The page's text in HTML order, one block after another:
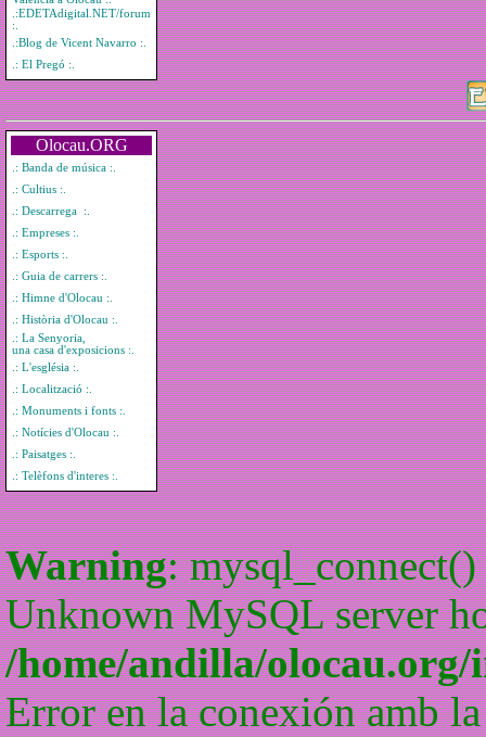
.:EDETAdigital.NET/forum
:.
.:Blog de Vicent Navarro :.
.: El Pregó :.
Olocau.ORG
.: Banda de música :.
.: Cultius :.
.: Descarrega :.
.: Empreses :.
.: Esports :.
.: Guia de carrers :.
.: Himne d'Olocau :.
.: Història d'Olocau :.
.: La Senyoria,
una casa d'exposicions :.
.: L'església :.
.: Localització :.
.: Monuments i fonts :.
.: Notícies d'Olocau :.
.: Paisatges :.
.: Telèfons d'interes :.
Warning:
Unknown MySQL server
/home/andilla/olocau.org/
Error en la conexión amb